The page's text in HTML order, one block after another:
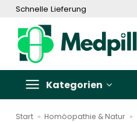
Zum
springen
Schnelle Lieferung
Kategorien
Start » Homöopathie & Natur »